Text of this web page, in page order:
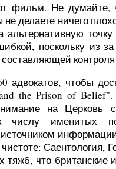
фильм. Не думайте,
делаете ничего
альтернативную
поскольку из-
контроля
адвокатов, чтобы
the Prison of
на Церковь
числу именитых
Саентология,
что британские